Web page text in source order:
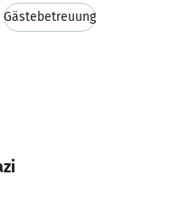
Gästebetreuung